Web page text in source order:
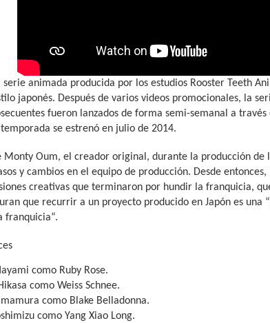
serie animada producida por los estudios Rooster Teeth
japonés. Después de varios videos promocionales, la
fueron lanzados de forma semi-semanal a
se estrenó en julio de 2014.
Monty Oum, el creador original, durante la producción de
y cambios en el equipo de producción. Desde
creativas que terminaron por hundir la franquicia,
que recurrir a un proyecto producido en Japón es
franquicia“.
como Ruby Rose.
como Weiss Schnee.
como Blake Belladonna.
como Yang Xiao Long.